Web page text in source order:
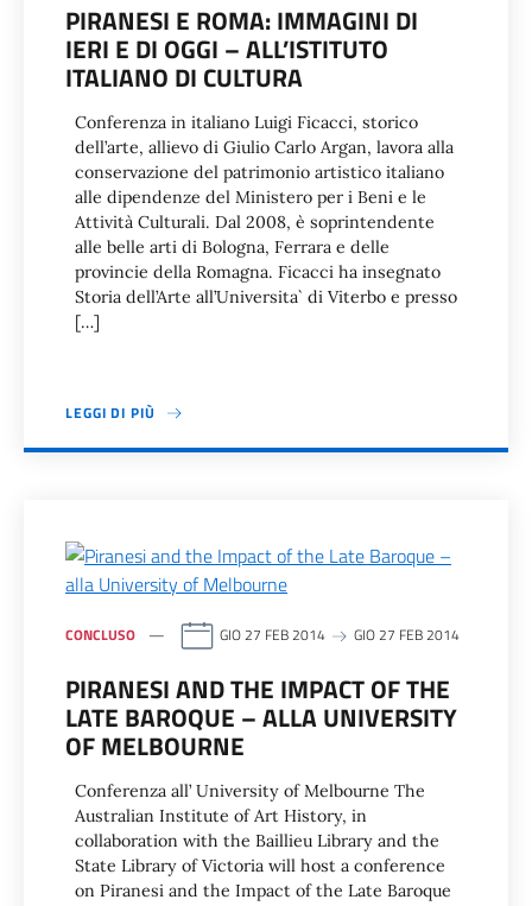
PIRANESI E ROMA: IMMAGINI DI
IERI E DI OGGI – ALL’ISTITUTO
ITALIANO DI CULTURA
Conferenza in italiano Luigi Ficacci, storico
dell’arte, allievo di Giulio Carlo Argan, lavora alla
conservazione del patrimonio artistico italiano
alle dipendenze del Ministero per i Beni e le
Attività Culturali. Dal 2008, è soprintendente
alle belle arti di Bologna, Ferrara e delle
provincie della Romagna. Ficacci ha insegnato
Storia dell’Arte all’Universita` di Viterbo e presso
[…]
LEGGI DI PIÙ
CONCLUSO GIO 27 FEB 2014 GIO 27 FEB 2014
PIRANESI AND THE IMPACT OF THE
LATE BAROQUE – ALLA UNIVERSITY
OF MELBOURNE
Conferenza all’ University of Melbourne The
Australian Institute of Art History, in
collaboration with the Baillieu Library and the
State Library of Victoria will host a conference
on Piranesi and the Impact of the Late Baroque